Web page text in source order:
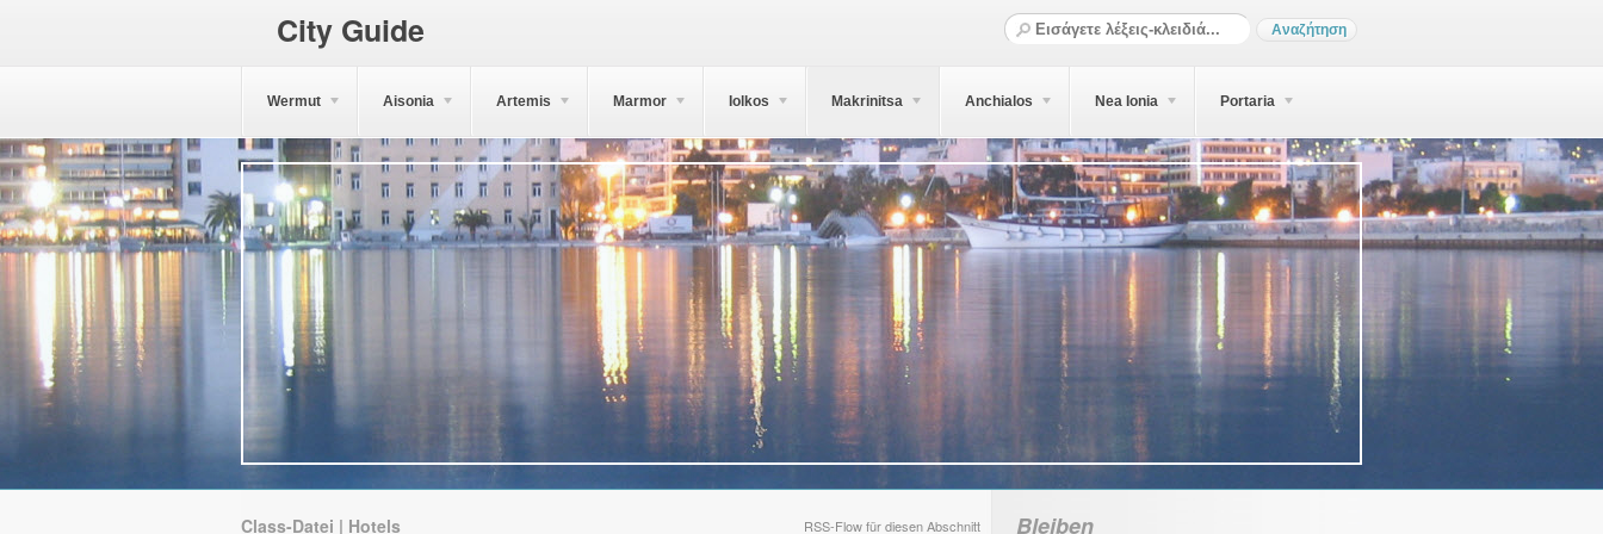
City Guide
Wermut Aisonia Artemis Marmor Iolkos Makrinitsa Anchialos Nea Ionia Portaria
Class-Datei | Hotels RSS-Flow für diesen Abschnitt Bleiben